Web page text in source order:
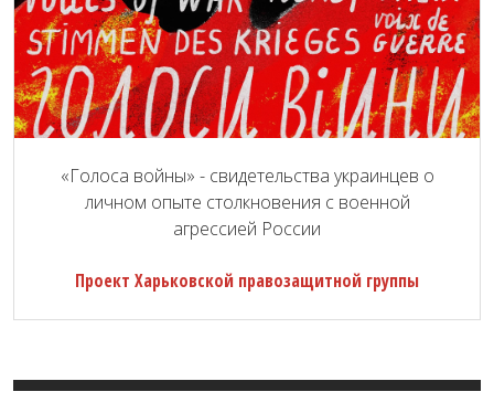
«Голоса войны» - свидетельства украинцев о
личном опыте столкновения с военной
агрессией России
Проект Харьковской правозащитной группы